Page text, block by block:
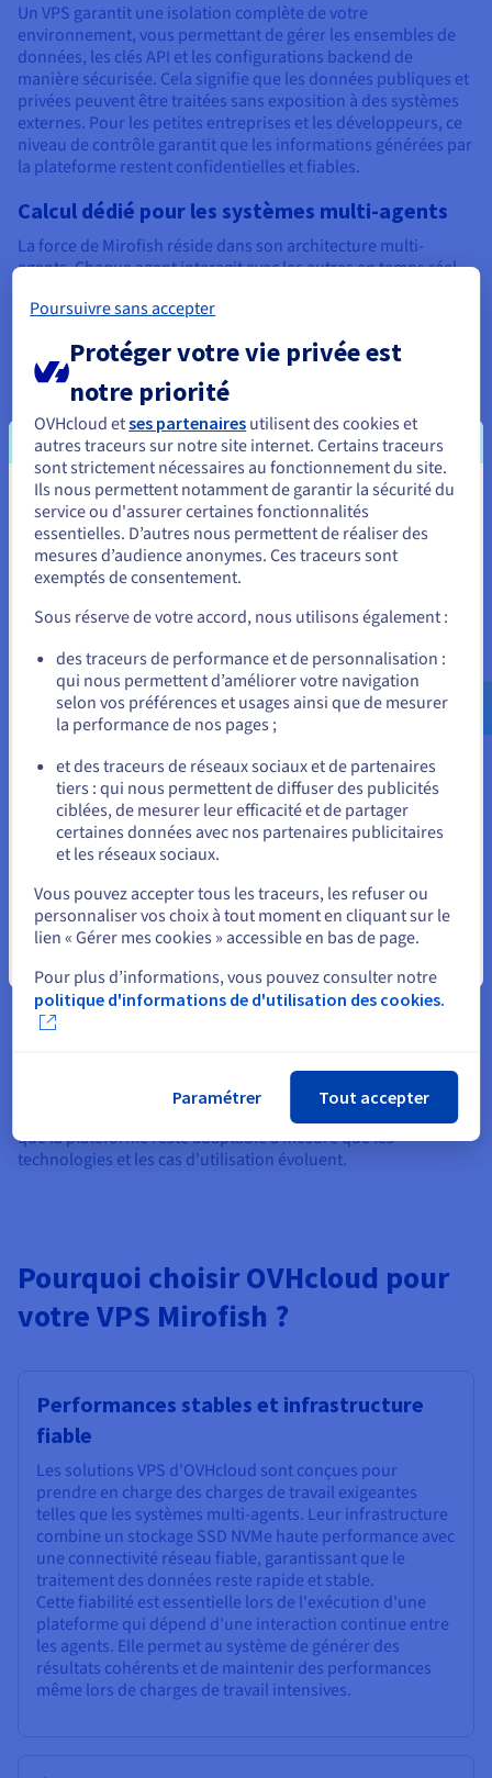
Un VPS garantit une isolation complète de votre
environnement, vous permettant de gérer les ensembles de
données, les clés API et les configurations backend de
manière sécurisée. Cela signifie que les données publiques et
privées peuvent être traitées sans exposition à des systèmes
externes. Pour les petites entreprises et les développeurs, ce
niveau de contrôle garantit que les informations générées par
la plateforme restent confidentielles et fiables.
Calcul dédié pour les systèmes multi-agents
La force de Mirofish réside dans son architecture multi-
agents. Chaque agent interagit avec les autres en temps réel,
interaction continue. Ce processus nécessite des ressources
stables et prévisibles.
Un VPS fournit une puissance de calcul dédiée, garantissant
que le CPU et la mémoire sont constamment disponibles pour
le moteur. Cela est particulièrement important lors de
l'exécution d'environnements avec des milliers d'agents
évoluant simultanément. Alors que le système traite le
changement continu à travers plusieurs variables, toute
instabilité peut affecter à la fois la performance et la qualité de
sortie.
En s'appuyant sur un VPS, vous garantissez que votre moteur
d'IA fonctionne sans accroc, permettant une analyse plus
approfondie et des prévisions plus précises sur de longues
Contrôle total sur les configurations LLM
Mirofish s'appuie sur des API LLM pour alimenter le
raisonnement et la prise de décision des agents. Faire
fonctionner la plateforme sur un VPS vous donne un contrôle
total sur la manière dont ces modèles sont intégrés et utilisés.
Vous pouvez configurer les points de terminaison API, gérer
l'utilisation des jetons et optimiser les coûts selon vos
besoins. Il est également possible de changer de fournisseur
ou d'adapter le comportement du modèle en fonction du
contexte de votre projet. Cette flexibilité est particulièrement
précieuse pour les développeurs expérimentant différentes
approches d'IA et pour les entreprises cherchant à maintenir
l'efficacité.
Découvrir AI Endpoints
fournit un accès root,
facilitant la personnalisation de l'environnement backend et
son alignement avec vos exigences techniques. Cela garantit
que la plateforme reste adaptable à mesure que les
technologies et les cas d'utilisation évoluent.
Pourquoi choisir OVHcloud pour
votre VPS Mirofish ?
Performances stables et infrastructure
fiable
Les solutions VPS d'OVHcloud sont conçues pour
prendre en charge des charges de travail exigeantes
telles que les systèmes multi-agents. Leur infrastructure
combine un stockage SSD NVMe haute performance avec
une connectivité réseau fiable, garantissant que le
traitement des données reste rapide et stable.
Cette fiabilité est essentielle lors de l'exécution d'une
plateforme qui dépend d'une interaction continue entre
les agents. Elle permet au système de générer des
résultats cohérents et de maintenir des performances
même lors de charges de travail intensives.
Vous semblez être localisé en États-
Unis.
Pour commander, rendez-vous sur le site de votre pays (États-
Allez sur le site États-Unis
us.ovhcloud.com/
Anglais USD - $
ou
Rester sur le site actuel
Sélectionner un autre site web
Poursuivre sans accepter
Protéger votre vie privée est
notre priorité
OVHcloud etses partenaires utilisent des cookies et
autres traceurs sur notre site internet. Certains traceurs
sont strictement nécessaires au fonctionnement du site.
Ils nous permettent notamment de garantir la sécurité du
service ou d'assurer certaines fonctionnalités
essentielles. D’autres nous permettent de réaliser des
mesures d’audience anonymes. Ces traceurs sont
exemptés de consentement.
Sous réserve de votre accord, nous utilisons également :
des traceurs de performance et de personnalisation :
qui nous permettent d’améliorer votre navigation
selon vos préférences et usages ainsi que de mesurer
la performance de nos pages ;
et des traceurs de réseaux sociaux et de partenaires
tiers : qui nous permettent de diffuser des publicités
ciblées, de mesurer leur efficacité et de partager
certaines données avec nos partenaires publicitaires
et les réseaux sociaux.
Vous pouvez accepter tous les traceurs, les refuser ou
personnaliser vos choix à tout moment en cliquant sur le
lien « Gérer mes cookies » accessible en bas de page.
Pour plus d’informations, vous pouvez consulter notre
politique d'informations de d'utilisation des cookies.
Paramétrer Tout accepter